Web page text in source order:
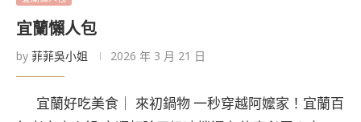
宜蘭懶人包
by 菲菲吳小姐 2026 年 3 月 21 日
宜蘭好吃美食｜ 來初鍋物 一秒穿越阿嬤家！宜蘭百